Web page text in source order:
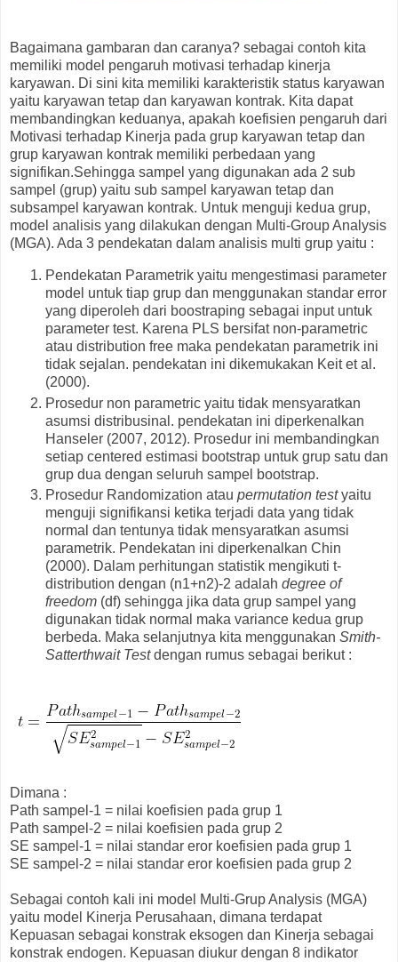
Bagaimana gambaran dan caranya? sebagai contoh kita
memiliki model pengaruh motivasi terhadap kinerja
karyawan. Di sini kita memiliki karakteristik status karyawan
yaitu karyawan tetap dan karyawan kontrak. Kita dapat
membandingkan keduanya, apakah koefisien pengaruh dari
Motivasi terhadap Kinerja pada grup karyawan tetap dan
grup karyawan kontrak memiliki perbedaan yang
signifikan.Sehingga sampel yang digunakan ada 2 sub
sampel (grup) yaitu sub sampel karyawan tetap dan
subsampel karyawan kontrak. Untuk menguji kedua grup,
model analisis yang dilakukan dengan Multi-Group Analysis
(MGA). Ada 3 pendekatan dalam analisis multi grup yaitu :
Pendekatan Parametrik yaitu mengestimasi parameter
model untuk tiap grup dan menggunakan standar error
yang diperoleh dari boostraping sebagai input untuk
parameter test. Karena PLS bersifat non-parametric
atau distribution free maka pendekatan parametrik ini
tidak sejalan. pendekatan ini dikemukakan Keit et al.
(2000).
Prosedur non parametric yaitu tidak mensyaratkan
asumsi distribusinal. pendekatan ini diperkenalkan
Hanseler (2007, 2012). Prosedur ini membandingkan
setiap centered estimasi bootstrap untuk grup satu dan
grup dua dengan seluruh sampel bootstrap.
Prosedur Randomization atau permutation testyaitu
menguji signifikansi ketika terjadi data yang tidak
normal dan tentunya tidak mensyaratkan asumsi
parametrik. Pendekatan ini diperkenalkan Chin
(2000). Dalam perhitungan statistik mengikuti t-
distribution dengan (n1+n2)-2 adalah degree of
freedom (df) sehingga jika data grup sampel yang
digunakan tidak normal maka variance kedua grup
berbeda. Maka selanjutnya kita menggunakan Smith-
Satterthwait Testdengan rumus sebagai berikut :
Dimana :
Path sampel-1 = nilai koefisien pada grup 1
Path sampel-2 = nilai koefisien pada grup 2
SE sampel-1 = nilai standar eror koefisien pada grup 1
SE sampel-2 = nilai standar eror koefisien pada grup 2
Sebagai contoh kali ini model Multi-Grup Analysis (MGA)
yaitu model Kinerja Perusahaan, dimana terdapat
Kepuasan sebagai konstrak eksogen dan Kinerja sebagai
konstrak endogen. Kepuasan diukur dengan 8 indikator